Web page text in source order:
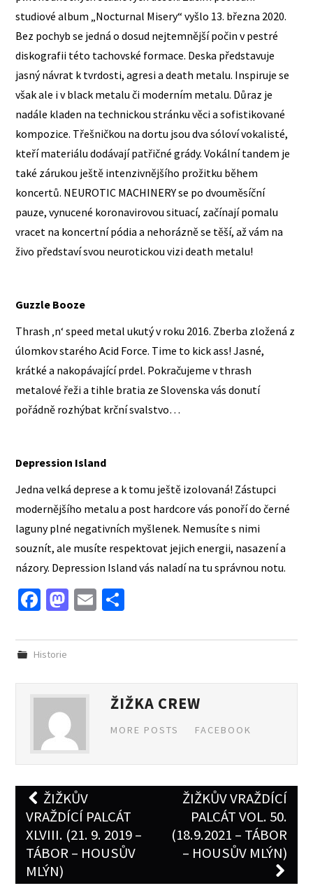
studiové album „Nocturnal Misery“ vyšlo 13. března 2020.
Bez pochyb se jedná o dosud nejtemnější počin v pestré
diskografii této tachovské formace. Deska představuje
jasný návrat k tvrdosti, agresi a death metalu. Inspiruje se
však ale i v black metalu či moderním metalu. Důraz je
nadále kladen na technickou stránku věci a sofistikované
kompozice. Třešničkou na dortu jsou dva sóloví vokalisté,
kteří materiálu dodávají patřičné grády. Vokální tandem je
také zárukou ještě intenzivnějšího prožitku během
koncertů. NEUROTIC MACHINERY se po dvouměsíční
pauze, vynucené koronavirovou situací, začínají pomalu
vracet na koncertní pódia a nehorázně se těší, až vám na
živo představí svou neurotickou vizi death metalu!
Guzzle Booze
Thrash ‚n‘ speed metal ukutý v roku 2016. Zberba zložená z
úlomkov starého Acid Force. Time to kick ass! Jasné,
krátké a nakopávající prdel. Pokračujeme v thrash
metalové řeži a tihle bratia ze Slovenska vás donutí
pořádně rozhýbat krční svalstvo…
Depression Island
Jedna velká deprese a k tomu ještě izolovaná! Zástupci
modernějšího metalu a post hardcore vás ponoří do černé
laguny plné negativních myšlenek. Nemusíte s nimi
souznít, ale musíte respektovat jejich energii, nasazení a
názory. Depression Island vás naladí na tu správnou notu.
Fa
b
o
o
k
M
to
o
n
E
ai ar
Historie
ŽIŽKA CREW
MORE POSTS FACEBOOK
Post
navigation
ŽIŽKŮV
VRAŽDÍCÍ PALCÁT
XLVIII. (21. 9. 2019 –
TÁBOR – HOUSŮV
MLÝN)
ŽIŽKŮV VRAŽDÍCÍ
PALCÁT VOL. 50.
(18.9.2021 – TÁBOR
– HOUSŮV MLÝN)